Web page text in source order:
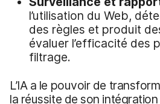
l’utilisation du Web,
des règles et produit
évaluer l’efficacité des
filtrage.
L’IA a le pouvoir de
la réussite de son